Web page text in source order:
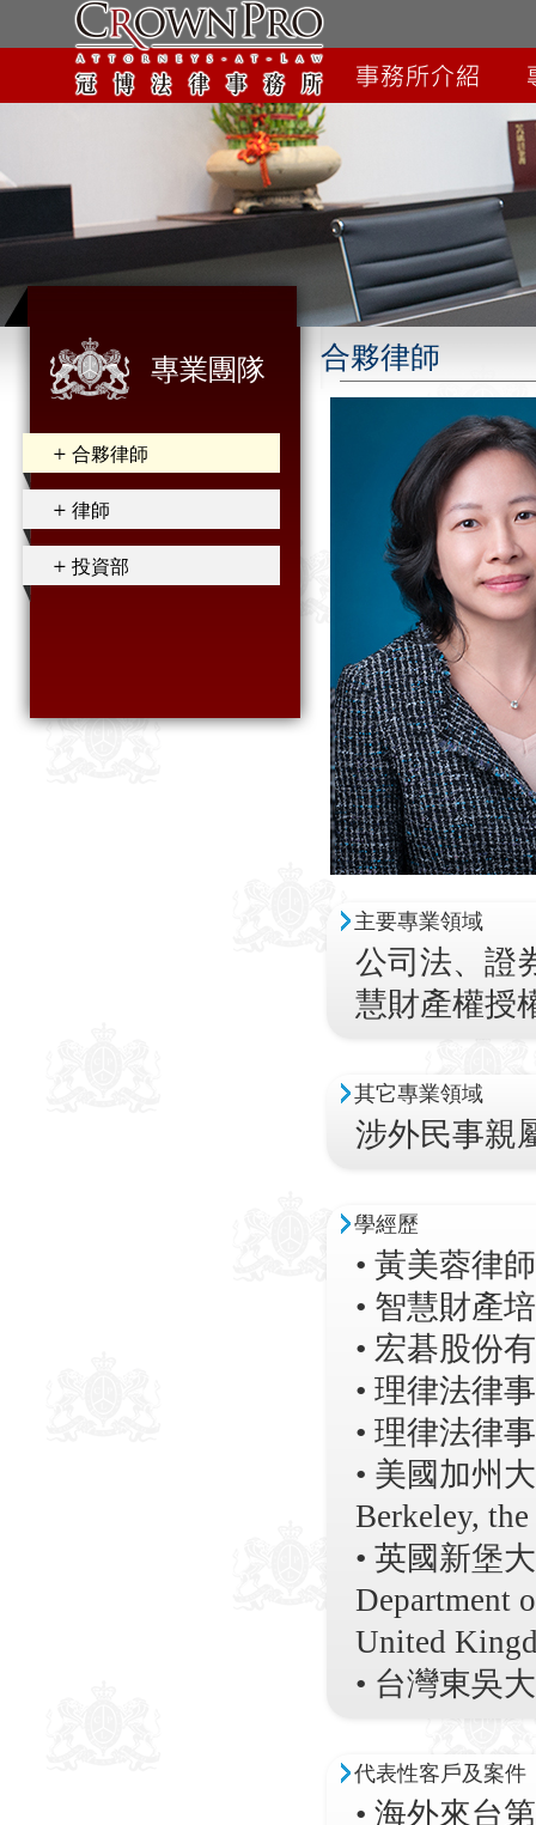
專業團隊
合夥律師
律師
投資部
合夥律師
主要專業領域
公司法、證
慧財產權授
其它專業領域
涉外民事親
學經歷
• 黃美蓉律
• 智慧財產
• 宏碁股份
• 理律法律
• 理律法律
• 美國加州
Berkeley,
• 英國新堡
Department
United
• 台灣東吳
代表性客戶及案件
• 海外來台